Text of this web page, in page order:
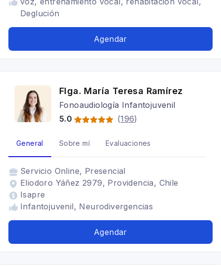
Deglución
Agendar
Flga. María Teresa Ramírez
Fonoaudiología Infantojuvenil
5.0
(196)
General Sobre mí Evaluaciones
Servicio Online, Presencial
Eliodoro Yáñez 2979, Providencia, Chile
Isapre
Infantojuvenil, Neurodivergencias
Agendar